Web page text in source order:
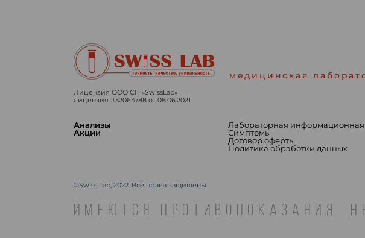
медицинская
Лицензия ООО СП «SwissLab»
лицензия #32064788 от 08.06.2021
Анализы
Акции
Лабораторная информационная
Симптомы
Договор оферты
Политика обработки данных
©Swiss Lab, 2022. Все права защищены
ИМЕЮТСЯ ПРОТИВОПОКАЗАНИЯ.